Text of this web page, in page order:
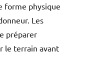
forme physique
Les
préparer
le terrain avant